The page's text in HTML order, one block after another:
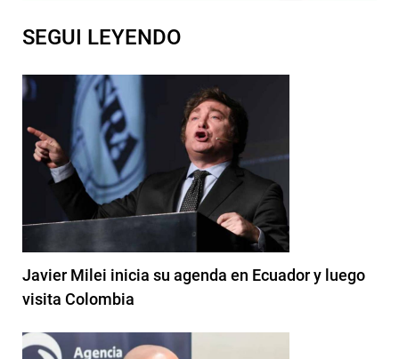
SEGUI LEYENDO
Javier Milei inicia su agenda en Ecuador y luego
visita Colombia